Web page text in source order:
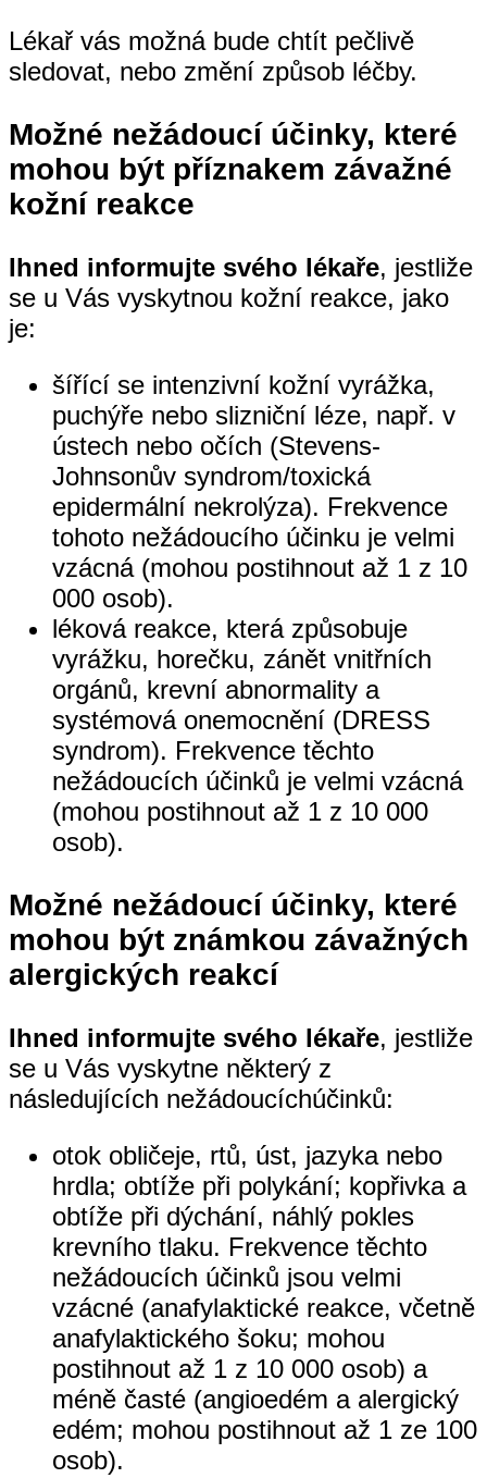
Lékař vás možná bude chtít pečlivě
sledovat, nebo změní způsob léčby.
Možné nežádoucí účinky, které
mohou být příznakem závažné
kožní reakce
Ihned informujte svého lékaře, jestliže
se u Vás vyskytnou kožní reakce, jako
je:
šířící se intenzivní kožní vyrážka,
puchýře nebo slizniční léze, např. v
ústech nebo očích (Stevens-
Johnsonův syndrom/toxická
epidermální nekrolýza). Frekvence
tohoto nežádoucího účinku je velmi
vzácná (mohou postihnout až 1 z 10
000 osob).
léková reakce, která způsobuje
vyrážku, horečku, zánět vnitřních
orgánů, krevní abnormality a
systémová onemocnění (DRESS
syndrom). Frekvence těchto
nežádoucích účinků je velmi vzácná
(mohou postihnout až 1 z 10 000
osob).
Možné nežádoucí účinky, které
mohou být známkou závažných
alergických reakcí
Ihned informujte svého lékaře, jestliže
se u Vás vyskytne některý z
následujících nežádoucíchúčinků:
otok obličeje, rtů, úst, jazyka nebo
hrdla; obtíže při polykání; kopřivka a
obtíže při dýchání, náhlý pokles
krevního tlaku. Frekvence těchto
nežádoucích účinků jsou velmi
vzácné (anafylaktické reakce, včetně
anafylaktického šoku; mohou
postihnout až 1 z 10 000 osob) a
méně časté (angioedém a alergický
edém; mohou postihnout až 1 ze 100
osob).